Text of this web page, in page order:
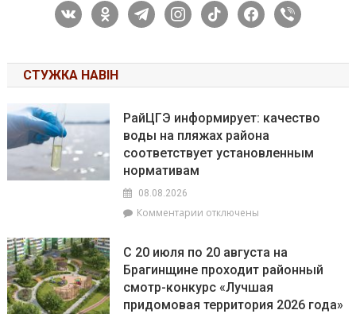
vkontakteodnoklassniki
telegraminstagram
tiktok facebook
viber
СТУЖКА НАВІН
РайЦГЭ информирует: качество
воды на пляжах района
соответствует установленным
нормативам
08.08.2026
Комментарии к
информирует:
качество
воды
на
отключены
С 20 июля по 20 августа на
Брагинщине проходит районный
смотр-конкурс «Лучшая
придомовая территория 2026 года»